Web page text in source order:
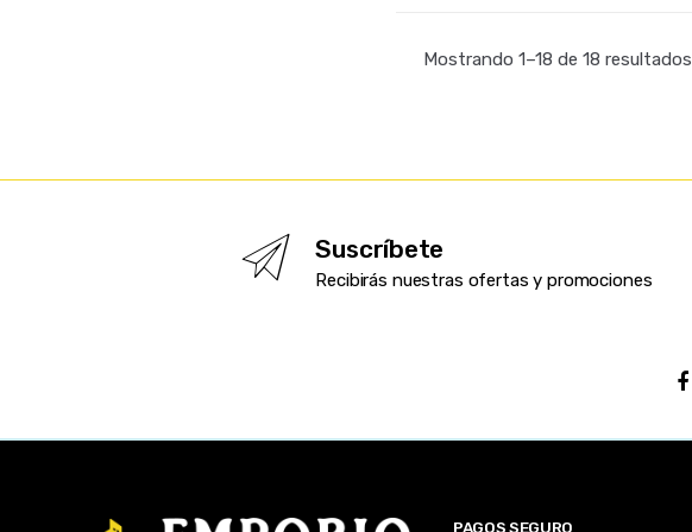
Mostrando 1–18 de 18 resultados
Suscríbete
Recibirás nuestras ofertas y promociones
PAGOS SEGURO